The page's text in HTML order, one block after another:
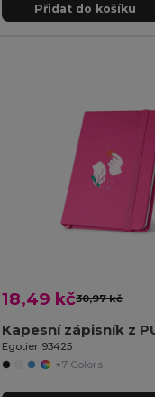
Přidat do košíku
18,49 kč30,97 kč
Egotier 93425
+7 Colors